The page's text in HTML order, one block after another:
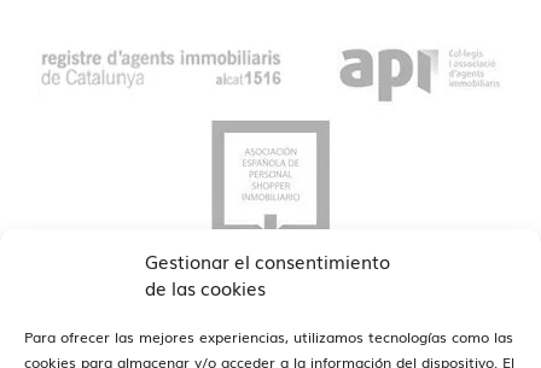
Gestionar el consentimiento
de las cookies
Para ofrecer las mejores experiencias, utilizamos tecnologías como las
cookies para almacenar y/o acceder a la información del dispositivo. El